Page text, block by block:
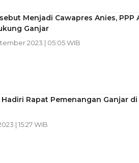
Menjadi Cawapres Anies, PPP
Ganjar
2023 | 05:05 WIB
Rapat Pemenangan Ganjar di
| 15:27 WIB